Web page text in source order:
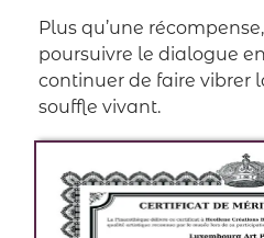
Plus qu’une
poursuivre le dialogue
continuer de faire vibrer
souffle vivant.